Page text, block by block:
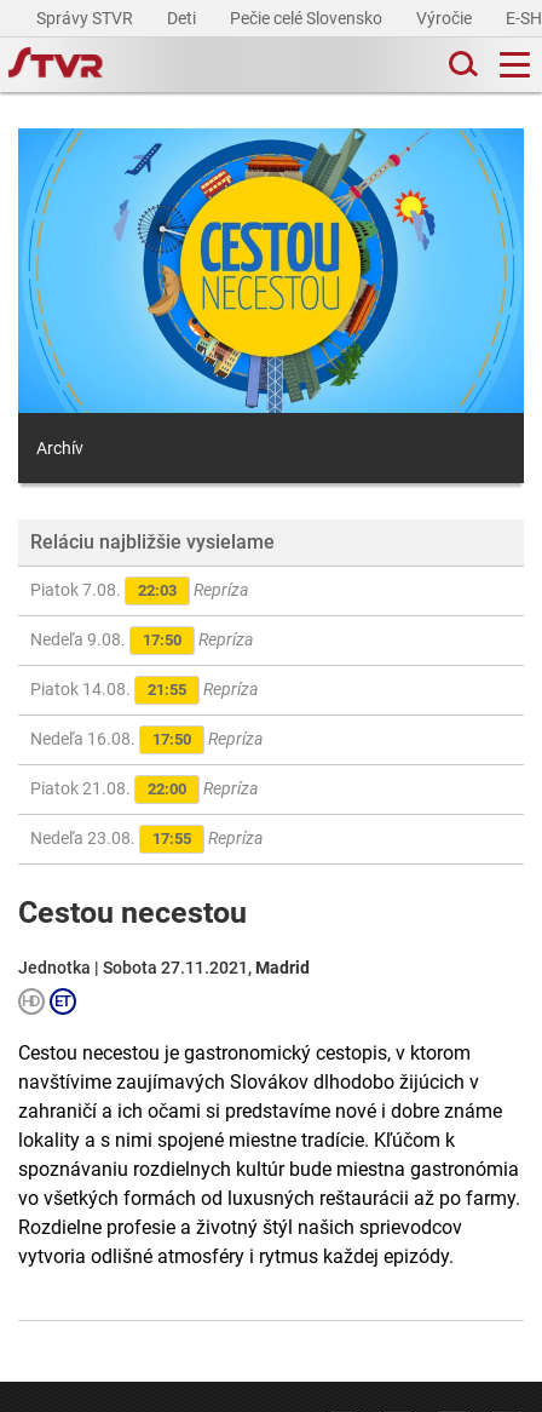
Správy STVR Deti Pečie celé Slovensko Výročie E-
Archív
Reláciu najbližšie vysielame
Piatok 7.08. 22:03 Repríza
Nedeľa 9.08. 17:50 Repríza
Piatok 14.08. 21:55 Repríza
Nedeľa 16.08. 17:50 Repríza
Piatok 21.08. 22:00 Repríza
Nedeľa 23.08. 17:55 Repríza
Cestou necestou
Jednotka | Sobota 27.11.2021, Madrid
Cestou necestou je gastronomický cestopis, v ktorom
navštívime zaujímavých Slovákov dlhodobo žijúcich v
zahraničí a ich očami si predstavíme nové i dobre známe
lokality a s nimi spojené miestne tradície. Kľúčom k
spoznávaniu rozdielnych kultúr bude miestna gastronómia
vo všetkých formách od luxusných reštaurácii až po farmy.
Rozdielne profesie a životný štýl našich sprievodcov
vytvoria odlišné atmosféry i rytmus každej epizódy.